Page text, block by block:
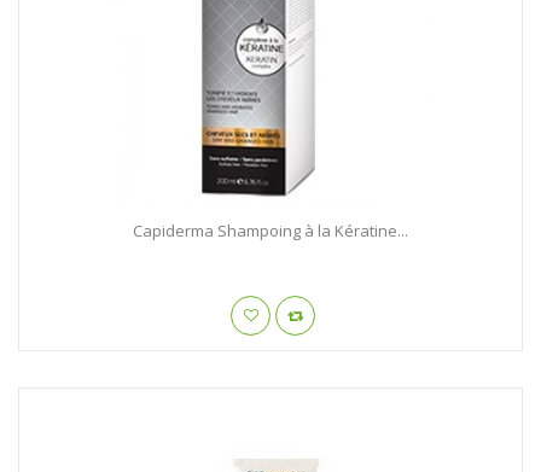
Capiderma Shampoing à la Kératine...